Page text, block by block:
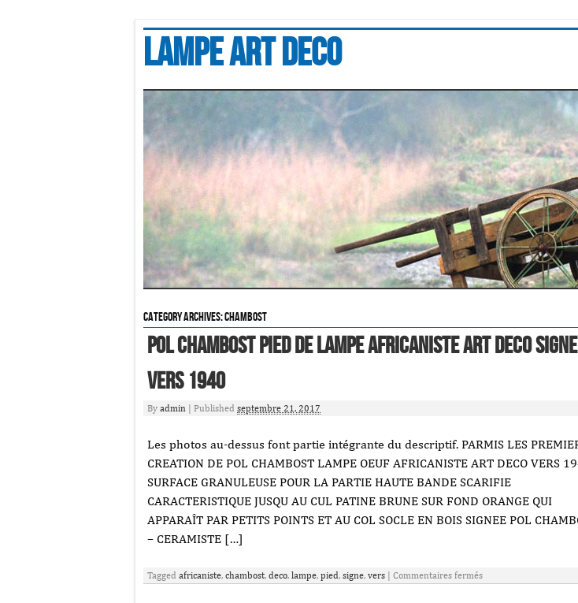
Lampe art deco
Category Archives:chambost
Pol Chambost Pied De Lampe Africaniste Art Deco Signe
Vers 1940
By admin Published septembre 21, 2017
Les photos au-dessus font partie intégrante du descriptif. PARMIS LES
CREATION DE POL CHAMBOST LAMPE OEUF AFRICANISTE ART DECO VERS
SURFACE GRANULEUSE POUR LA PARTIE HAUTE BANDE SCARIFIE
CARACTERISTIQUE JUSQU AU CUL PATINE BRUNE SUR FOND ORANGE QUI
APPARAÎT PAR PETITS POINTS ET AU COL SOCLE EN BOIS SIGNEE POL
– CERAMISTE […]
Tagged africaniste, chambost, deco, lampe, pied, signe, vers Commentaires fermés